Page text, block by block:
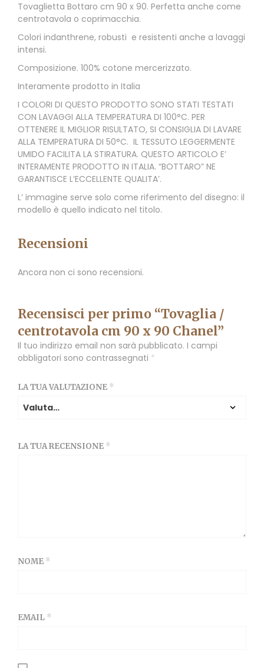
Tovaglietta Bottaro cm 90 x 90. Perfetta anche come
centrotavola o coprimacchia.
Colori indanthrene, robusti e resistenti anche a lavaggi
intensi.
Composizione. 100% cotone mercerizzato.
Interamente prodotto in Italia
I COLORI DI QUESTO PRODOTTO SONO STATI TESTATI
CON LAVAGGI ALLA TEMPERATURA DI 100°C. PER
OTTENERE IL MIGLIOR RISULTATO, SI CONSIGLIA DI LAVARE
ALLA TEMPERATURA DI 50°C. IL TESSUTO LEGGERMENTE
UMIDO FACILITA LA STIRATURA. QUESTO ARTICOLO E’
INTERAMENTE PRODOTTO IN ITALIA. “BOTTARO” NE
GARANTISCE L’ECCELLENTE QUALITA’.
L’ immagine serve solo come riferimento del disegno: il
modello è quello indicato nel titolo.
Recensioni
Ancora non ci sono recensioni.
Recensisci per primo “Tovaglia /
centrotavola cm 90 x 90 Chanel”
Il tuo indirizzo email non sarà pubblicato. I campi
obbligatori sono contrassegnati *
LA TUA VALUTAZIONE *
LA TUA RECENSIONE *
NOME *
EMAIL *